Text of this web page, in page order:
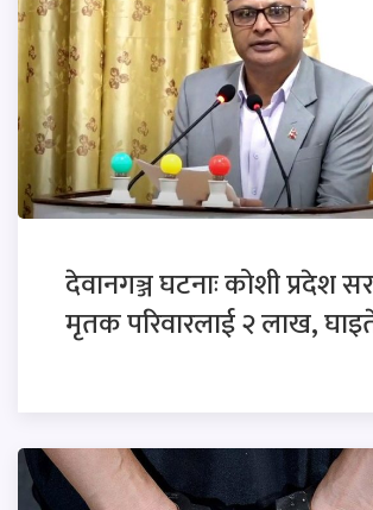
देवानगञ्ज घटनाः कोशी प्रदेश
मृतक परिवारलाई २ लाख,